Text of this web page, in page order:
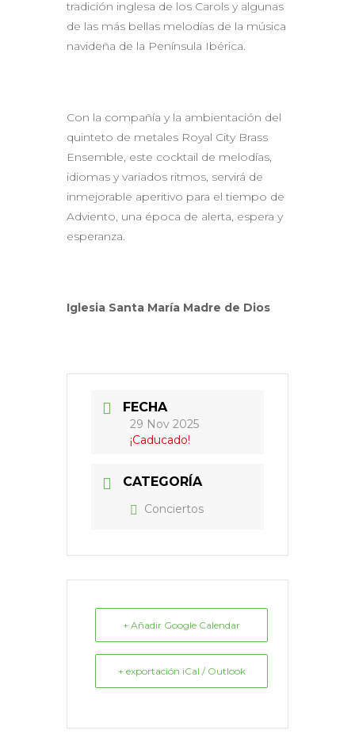
tradición inglesa de los Carols y algunas
de las más bellas melodías de la música
navideña de la Península Ibérica.
Con la compañía y la ambientación del
quinteto de metales Royal City Brass
Ensemble, este cocktail de melodías,
idiomas y variados ritmos, servirá de
inmejorable aperitivo para el tiempo de
Adviento, una época de alerta, espera y
esperanza.
Iglesia Santa María Madre de Dios
FECHA
29 Nov 2025
¡Caducado!
CATEGORÍA
Conciertos
+ Añadir Google Calendar
+ exportación iCal / Outlook